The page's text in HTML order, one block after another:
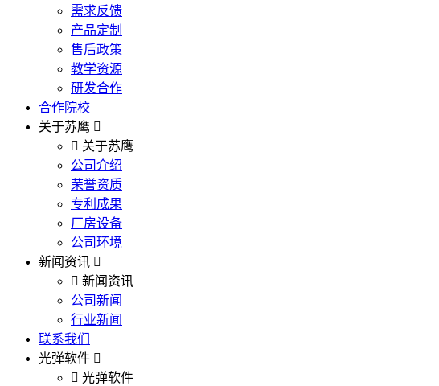
需求反馈
产品定制
售后政策
教学资源
研发合作
合作院校
关于苏鹰
关于苏鹰
公司介绍
荣誉资质
专利成果
厂房设备
公司环境
新闻资讯
新闻资讯
公司新闻
行业新闻
联系我们
光弹软件
光弹软件